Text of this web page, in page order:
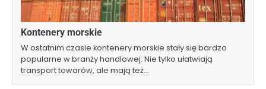
Kontenery morskie
W ostatnim czasie kontenery morskie stały się bardzo
popularne w branży handlowej. Nie tylko ułatwiają
transport towarów, ale mają też…